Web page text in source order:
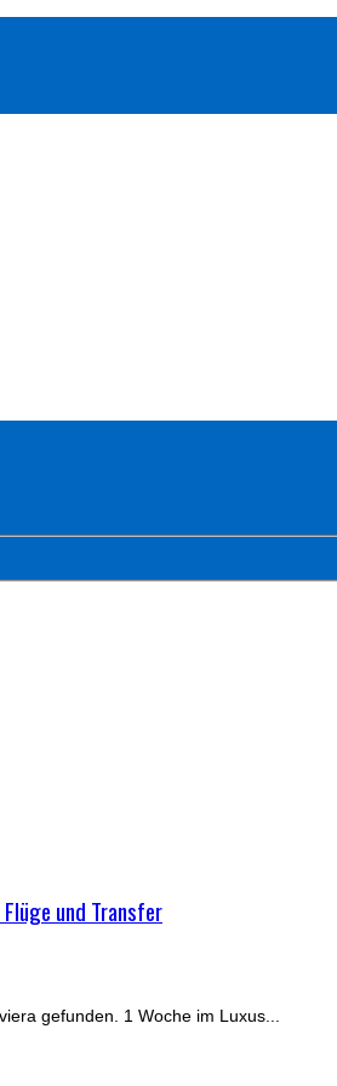
und Transfer
gefunden. 1 Woche im Luxus...